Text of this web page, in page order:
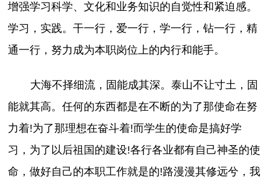
增强学习科学、文化和业务知识的自觉性和紧迫感。
学习，实践。干一行，爱一行，学一行，钻一行，精
通一行，努力成为本职岗位上的内行和能手。
大海不择细流，固能成其深。泰山不让寸土，固
能就其高。任何的东西都是在不断的为了那使命在努
力着!为了那理想在奋斗着!而学生的使命是搞好学
习，为了以后祖国的建设!各行各业都有自己神圣的使
命，做好自己的本职工作就是的!路漫漫其修远兮，我